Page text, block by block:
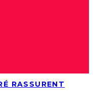
RASSURENT